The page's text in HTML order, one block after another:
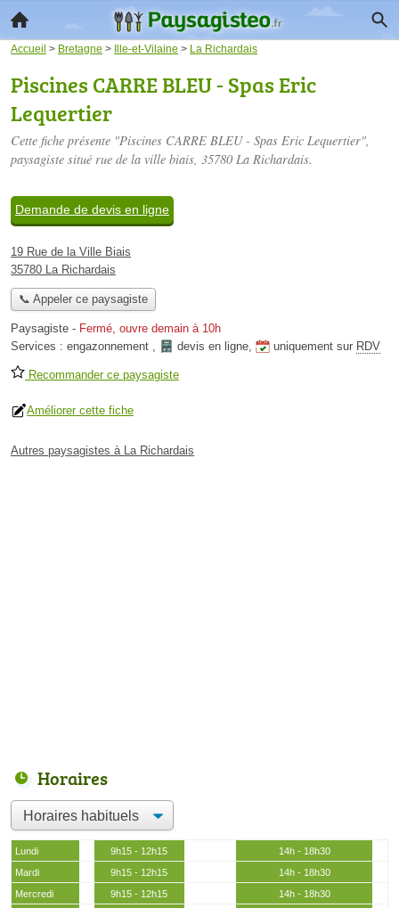
Accueil > Bretagne > Ille-et-Vilaine > La Richardais
Piscines CARRE BLEU - Spas Eric
Lequertier
Cette fiche présente "Piscines CARRE BLEU - Spas Eric Lequertier",
paysagiste situé rue de la ville biais, 35780 La Richardais.
Demande de devis en ligne
19 Rue de la Ville Biais
35780 La Richardais
📞 Appeler ce paysagiste
Paysagiste - Fermé, ouvre demain à 10h
Services : engazonnement , devis en ligne, uniquement sur RDV
Recommander ce paysagiste
Améliorer cette fiche
Autres paysagistes à La Richardais
Horaires
Lundi 9h15 - 12h15
14h - 18h30
Mardi
9h15 - 12h15
14h - 18h30
Mercredi
9h15 - 12h15
14h - 18h30